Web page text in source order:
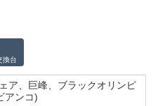
換台
ア、巨峰、ブラックオリンピ
アンコ)